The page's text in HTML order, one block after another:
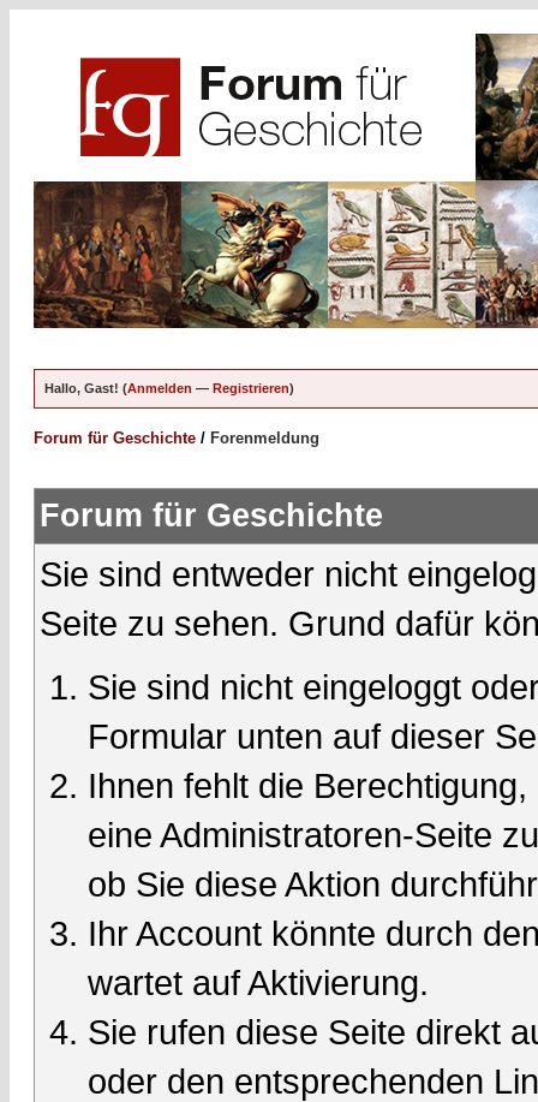
Hallo, Gast! (Anmelden — Registrieren)
Forum für Geschichte / Forenmeldung
Forum für Geschichte
Sie sind entweder nicht
Seite zu sehen. Grund dafür
Sie sind nicht eingeloggt
Formular unten auf dieser
Ihnen fehlt die
eine Administratoren-Seite
ob Sie diese Aktion
Ihr Account könnte durch
wartet auf Aktivierung.
Sie rufen diese Seite direkt
oder den entsprechenden